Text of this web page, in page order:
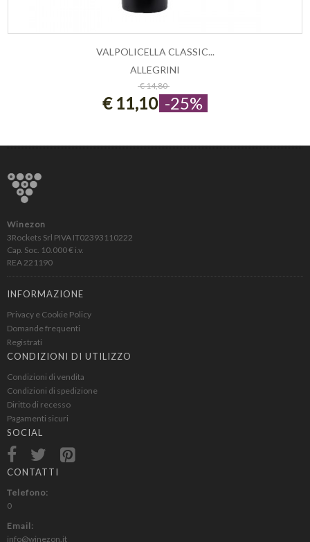
ESAURITO
VALPOLICELLA CLASSIC...
ALLEGRINI
€ 14,80
€ 11,10 -25%
Winezon
3Rockets Srl PIVA IT02393110222
Cap. Soc. 10.000 € i.v.
REA 221190
INFORMAZIONE
Privacy e Cookie Policy
Domande frequenti
Registrati
CONDIZIONI DI UTILIZZO
Condizioni di vendita
Condizioni di spedizione
Diritto di recesso
Pagamenti sicuri
SOCIAL
CONTATTI
Telefono:
0
Email:
info@winezon.it